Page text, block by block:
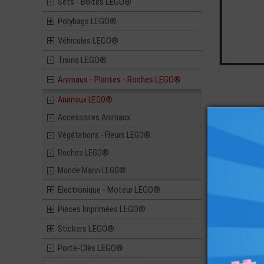
Polybags LEGO®
Véhicules LEGO®
Trains LEGO®
Animaux - Plantes - Roches LEGO®
Animaux LEGO®
Accessoires Animaux
Végétations - Fleurs LEGO®
Roches LEGO®
Monde Marin LEGO®
Electronique - Moteur LEGO®
Pièces Imprimées LEGO®
Stickers LEGO®
Porte-Clés LEGO®
Vous
1X1
ABEILLE